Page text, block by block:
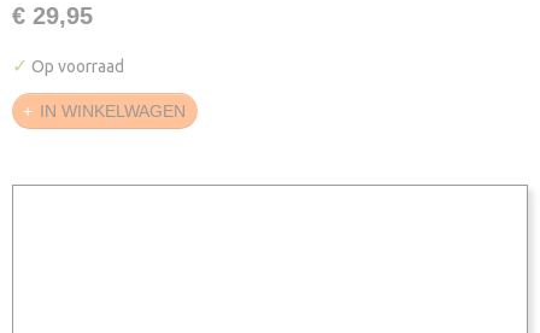
€ 29,95
✓ Op voorraad
IN WINKELWAGEN